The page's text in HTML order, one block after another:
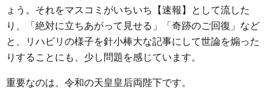
ょう。それをマスコミがいちいち【速報】として流した
り、「絶対に立ちあがって見せる」「奇跡のご回復」など
と、リハビリの様子を針小棒大な記事にして世論を煽った
りすることにも、少し問題を感じています。
重要なのは、令和の天皇皇后両陛下です。